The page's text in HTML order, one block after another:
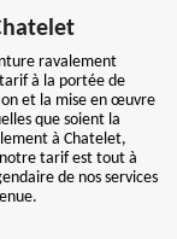
ravalement
à la portée de
et la mise en œuvre
que soient la
à Chatelet,
tarif est tout à
de nos services